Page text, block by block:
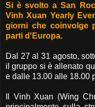
Si è svolto a San
Vinh Xuan Yearly
giorni che coinvolge
parti d'Europa.
Dal 27 al 31 agosto,
il gruppo si è allenato
e dalle 13.00 alle 18.00
Il Vinh Xuan (Wing